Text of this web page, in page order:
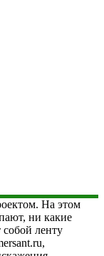
На этом
ни какие
собой ленту